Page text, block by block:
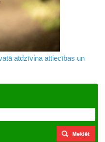
atdzīvina attiecības un